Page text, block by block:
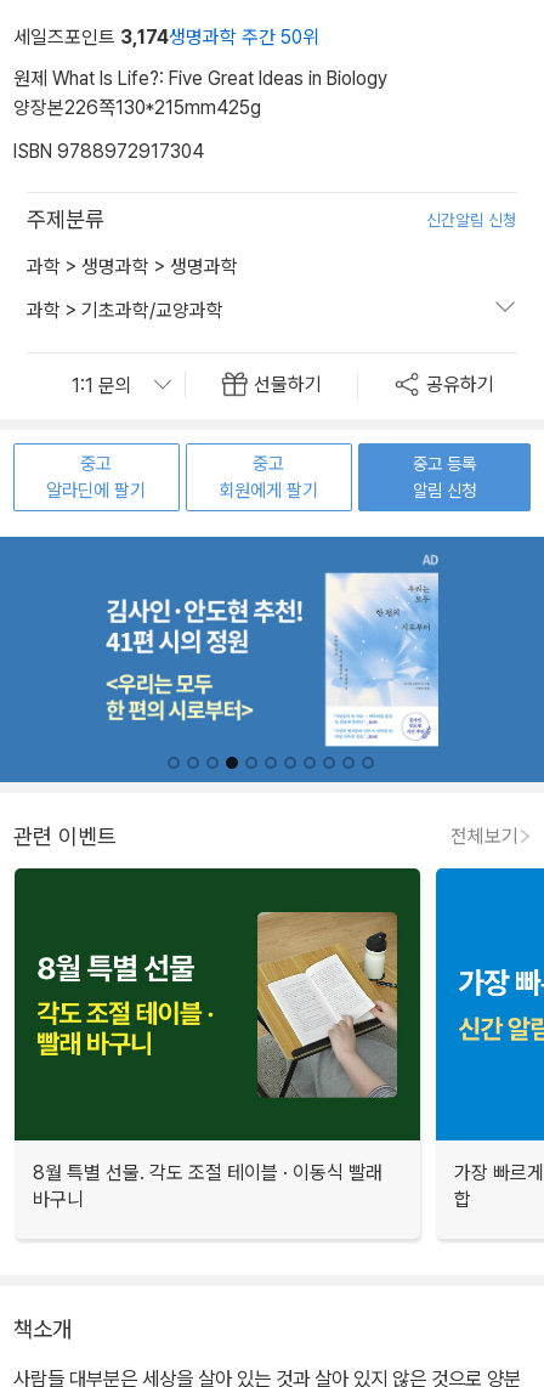
세일즈포인트 3,174생명과학 주간 50위
원제 What Is Life?: Five Great Ideas in Biology
양장본226쪽130*215mm425g
ISBN 9788972917304
주제분류 신간알림 신청
과학 > 생명과학 > 생명과학
과학 > 기초과학/교양과학
선물하기 공유하기
중고
알라딘에 팔기
중고
회원에게 팔기
중고 등록
알림 신청
관련 이벤트 전체보기
8월 특별 선물. 각도 조절 테이블 · 이동식 빨래
바구니
가장 빠르
합
책소개
사람들 대부분은 세상을 살아 있는 것과 살아 있지 않은 것으로 양분